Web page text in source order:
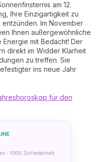
am 12.
Ihre Einzigartigkeit zu
Im November
Ihnen außergewöhnliche
mit Bedacht! Der
direkt im Widder Klarheit
zu treffen. Sie
ins neue Jahr
für den
· 100% Zufriedenheit